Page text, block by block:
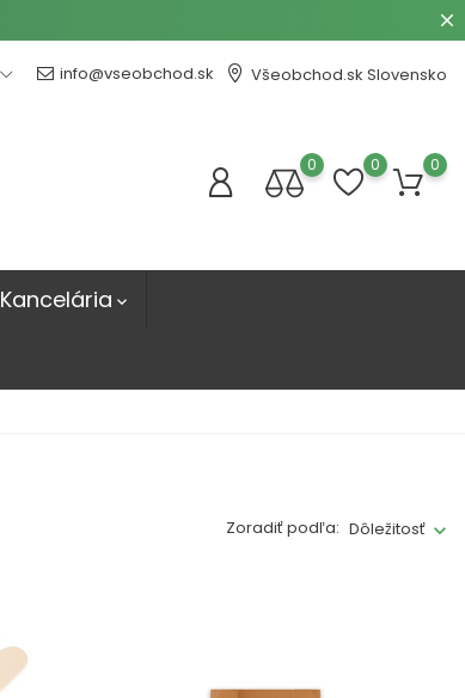
info@vseobchod.sk Všeobchod.sk Slovensko
0 0 0
Kancelária 
Zoradiť podľa: Dôležitosť